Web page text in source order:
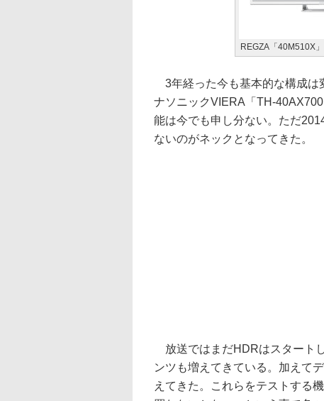
REGZA「40M510X」
3年経った今も基本的な構成は
ナソニックVIERA「TH-
能は今でも申し分ない。ただ
ないのがネックとなってきた。
放送ではまだHDRはスタート
ンツも増えてきている。加えて
えてきた。これらをテストする